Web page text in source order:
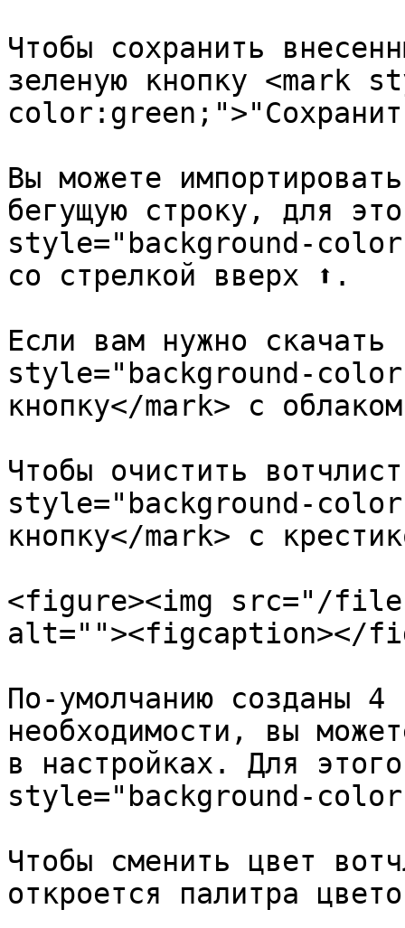
Чтобы сохранить
зеленую кнопку <mark
Вы можете
бегущую строку, для
style="background-
со стрелкой вверх ⬆️.
Если вам нужно скачать
style="background-
кнопку</mark> с
Чтобы очистить
style="background-
кнопку</mark> с
<figure><img src="/files/
alt=""><figcaption></
По-умолчанию созданы 4
необходимости, вы
в настройках. Для
style="background-
Чтобы сменить цвет
откроется палитра